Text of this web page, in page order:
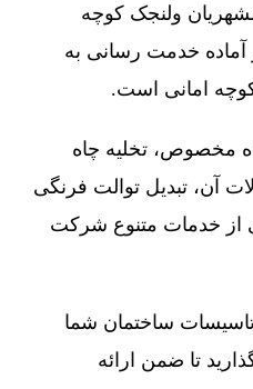
همشهریان ولنجک کوچه
آماده خدمت رسانی به
امانی است.
مخصوص، تخلیه چاه
آن، تبدیل توالت فرنگی
از خدمات متنوع شرکت
ساختمان شما
تا ضمن ارائه